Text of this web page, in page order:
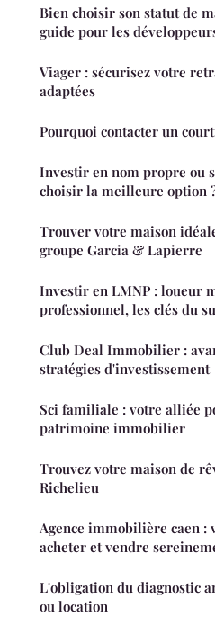
Bien choisir son statut de
guide pour les
Viager : sécurisez votre
adaptées
Pourquoi contacter un
Investir en nom propre ou
choisir la meilleure option
Trouver votre maison
groupe Garcia & Lapierre
Investir en LMNP : loueur
professionnel, les clés du
Club Deal Immobilier :
stratégies d'investissement
Sci familiale : votre alliée
patrimoine immobilier
Trouvez votre maison de
Richelieu
Agence immobilière caen
acheter et vendre
L'obligation du diagnostic
ou location